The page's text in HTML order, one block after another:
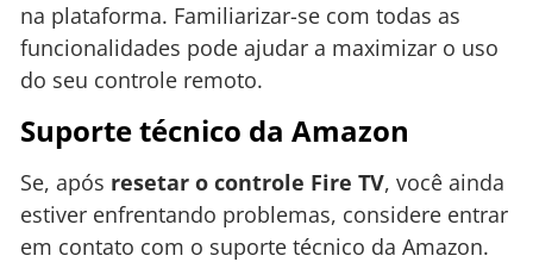
na plataforma. Familiarizar-se com todas as
funcionalidades pode ajudar a maximizar o uso
do seu controle remoto.
Suporte técnico da Amazon
Se, após resetar o controle Fire TV, você ainda
estiver enfrentando problemas, considere entrar
em contato com o suporte técnico da Amazon.